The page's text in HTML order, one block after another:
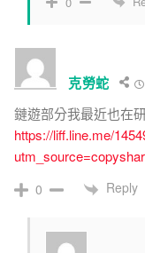
克勞蛇
鏈遊部分我最近也在
https://liff.line.me/
0 Reply